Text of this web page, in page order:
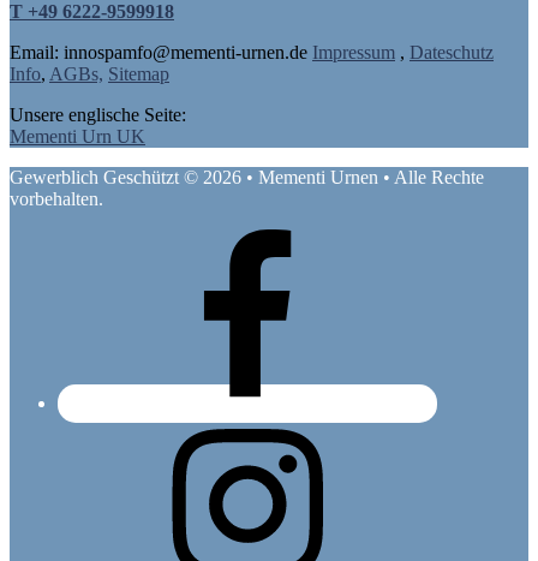
T +49 6222-9599918
Email: innospamfo@mementi-urnen.de Impressum , Dateschutz
Info, AGBs, Sitemap
Unsere englische Seite:
Mementi Urn UK
Gewerblich Geschützt © 2026 • Mementi Urnen • Alle Rechte
vorbehalten.